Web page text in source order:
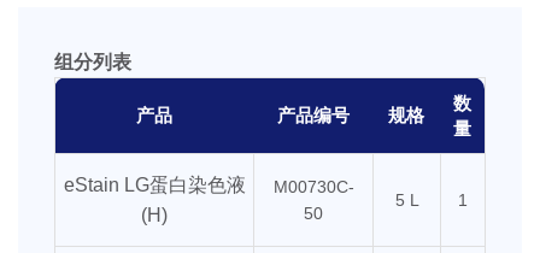
组分列表
产品 产品编号 规格
数
量
eStain LG蛋白染色液
(H)
M00730C-
50
5 L 1